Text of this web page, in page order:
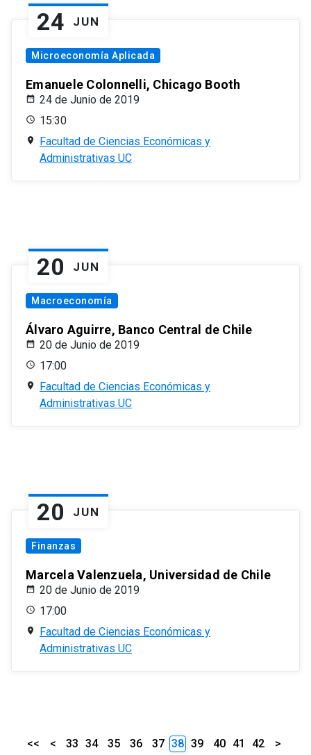
24 JUN
Microeconomía Aplicada
Emanuele Colonnelli, Chicago Booth
24 de Junio de 2019
15:30
Facultad de Ciencias Económicas y
Administrativas UC
20 JUN
Macroeconomía
Álvaro Aguirre, Banco Central de Chile
20 de Junio de 2019
17:00
Facultad de Ciencias Económicas y
Administrativas UC
20 JUN
Finanzas
Marcela Valenzuela, Universidad de Chile
20 de Junio de 2019
17:00
Facultad de Ciencias Económicas y
Administrativas UC
<< < 33 34 35 36 37 38 39 40 41 42 >